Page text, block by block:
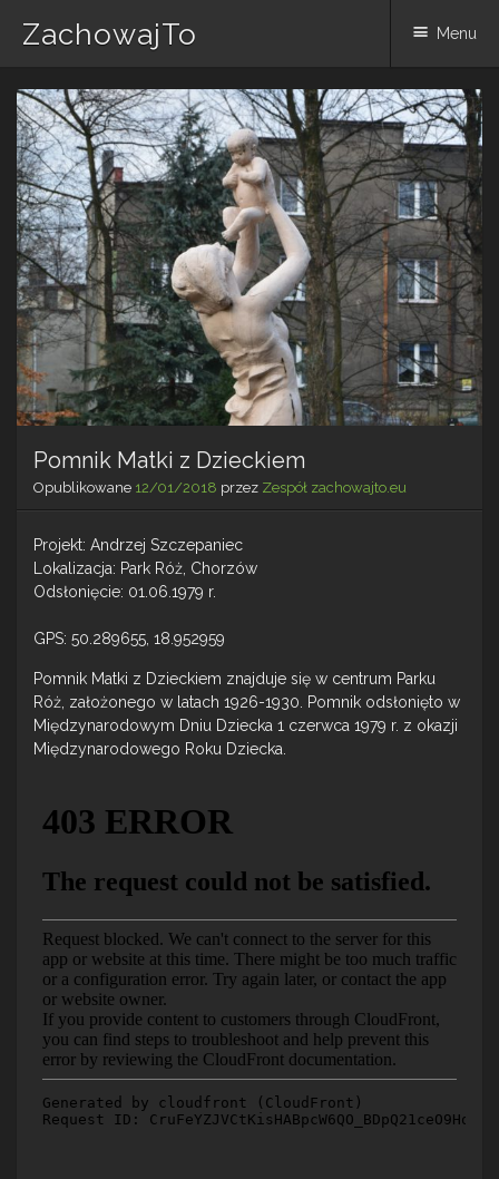
ZachowajTo Menu
Skip
to
content
Pomnik Matki z Dzieckiem
Opublikowane 12/01/2018 przez Zespół zachowajto.eu
Projekt: Andrzej Szczepaniec
Lokalizacja: Park Róż, Chorzów
Odsłonięcie: 01.06.1979 r.
GPS: 50.289655, 18.952959
Pomnik Matki z Dzieckiem znajduje się w centrum Parku
Róż, założonego w latach 1926-1930. Pomnik odsłonięto w
Międzynarodowym Dniu Dziecka 1 czerwca 1979 r. z okazji
Międzynarodowego Roku Dziecka.